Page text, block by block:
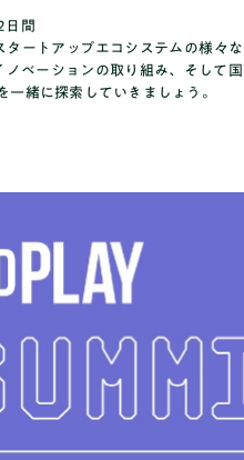
日間
ートアップエコシステムの様々
ベーションの取り組み、そして
緒に探索していきましょう。